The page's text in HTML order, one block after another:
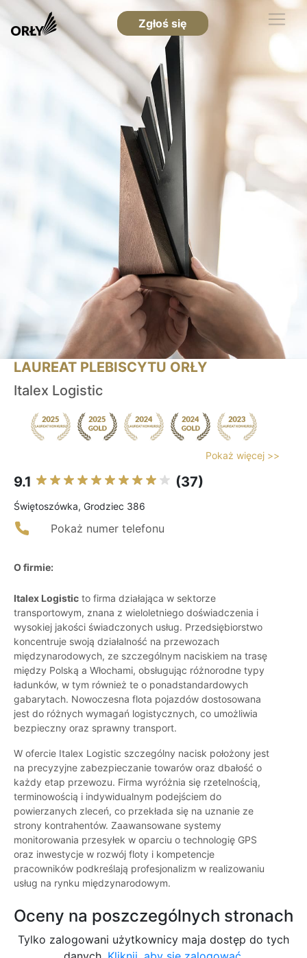
Zgłoś się
LAUREAT PLEBISCYTU ORŁY
Italex Logistic
Pokaż więcej >>
9.1 (37)
Świętoszówka, Grodziec 386
Pokaż numer telefonu
O firmie:
Italex Logistic to firma działająca w sektorze
transportowym, znana z wieloletniego doświadczenia i
wysokiej jakości świadczonych usług. Przedsiębiorstwo
koncentruje swoją działalność na przewozach
międzynarodowych, ze szczególnym naciskiem na trasę
między Polską a Włochami, obsługując różnorodne typy
ładunków, w tym również te o ponadstandardowych
gabarytach. Nowoczesna flota pojazdów dostosowana
jest do różnych wymagań logistycznych, co umożliwia
bezpieczny oraz sprawny transport.
W ofercie Italex Logistic szczególny nacisk położony jest
na precyzyjne zabezpieczanie towarów oraz dbałość o
każdy etap przewozu. Firma wyróżnia się rzetelnością,
terminowością i indywidualnym podejściem do
powierzanych zleceń, co przekłada się na uznanie ze
strony kontrahentów. Zaawansowane systemy
monitorowania przesyłek w oparciu o technologię GPS
oraz inwestycje w rozwój floty i kompetencje
pracowników podkreślają profesjonalizm w realizowaniu
usług na rynku międzynarodowym.
Oceny na poszczególnych stronach
Tylko zalogowani użytkownicy maja dostęp do tych